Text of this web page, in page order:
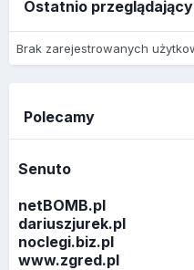
Ostatnio przeglądający
Brak zarejestrowanych
Polecamy
Senuto
netBOMB.pl
dariuszjurek.pl
noclegi.biz.pl
www.zgred.pl